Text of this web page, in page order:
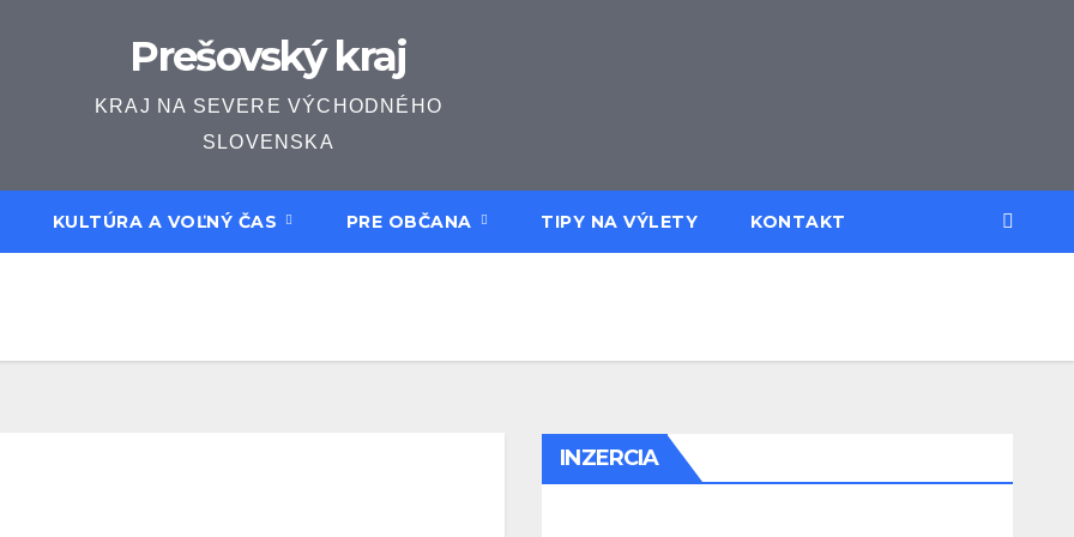
Prešovský kraj
KRAJ NA SEVERE VÝCHODNÉHO
SLOVENSKA
KULTÚRA A VOĽNÝ ČAS PRE OBČANA TIPY NA VÝLETY KONTAKT
INZERCIA